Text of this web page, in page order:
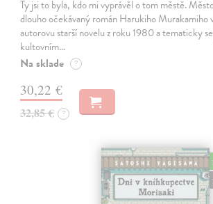
Ty jsi to byla, kdo mi vyprávěl o tom městě.
dlouho očekávaný román Harukiho Murakamiho
autorovu starší novelu z roku 1980 a tematicky
kultovním…
Na sklade ?
30,22 €
32,85 € ?